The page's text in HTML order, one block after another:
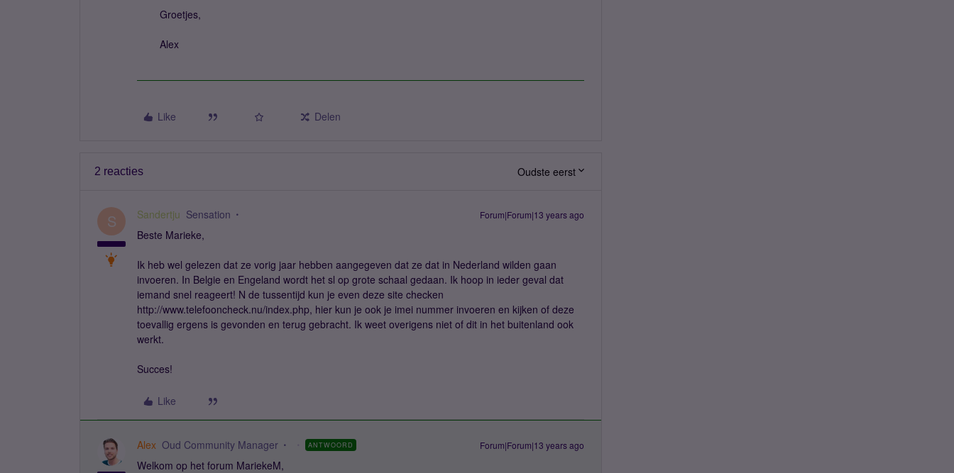
Groetjes,
Alex
Like Delen
2 reacties Oudste eerst
S Sandertju Sensation Forum|Forum|13 years ago
Beste Marieke,
Ik heb wel gelezen dat ze vorig jaar hebben aangegeven dat ze dat in Nederland wilden gaan
invoeren. In Belgie en Engeland wordt het sl op grote schaal gedaan. Ik hoop in ieder geval dat
iemand snel reageert! N de tussentijd kun je even deze site checken
http://www.telefooncheck.nu/index.php, hier kun je ook je imei nummer invoeren en kijken of deze
toevallig ergens is gevonden en terug gebracht. Ik weet overigens niet of dit in het buitenland ook
werkt.
Succes!
Like
Alex Oud Community Manager ANTWOORD Forum|Forum|13 years ago
Welkom op het forum MariekeM,